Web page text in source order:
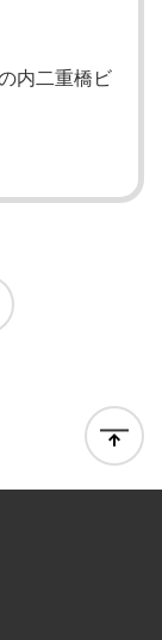
内二重橋ビ